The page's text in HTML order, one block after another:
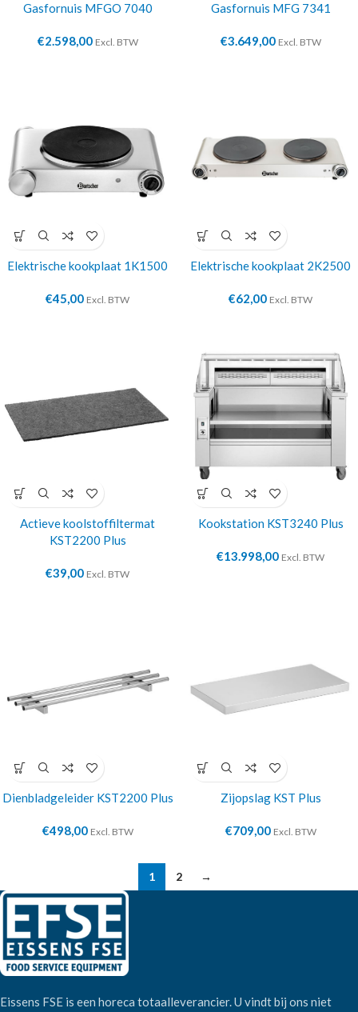
Gasfornuis MFGO 7040
€2.598,00 Excl. BTW
Gasfornuis MFG 7341
€3.649,00 Excl. BTW
Elektrische kookplaat 1K1500
€45,00 Excl. BTW
Elektrische kookplaat 2K2500
€62,00 Excl. BTW
Actieve koolstoffiltermat
KST2200 Plus
€39,00 Excl. BTW
Kookstation KST3240 Plus
€13.998,00 Excl. BTW
Dienbladgeleider KST2200 Plus
€498,00 Excl. BTW
Zijopslag KST Plus
€709,00 Excl. BTW
1 2 →
Eissens FSE is een horeca totaalleverancier. U vindt bij ons niet